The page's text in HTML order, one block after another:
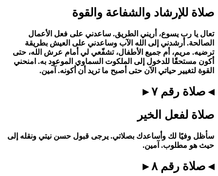
صلاة للإرشاد والشفاعة والقوة
تعال يا رب يسوع، أريني الطريق. ساعدني على فعل الأعمال
الصالحة. أرشدني إلى الله الآب وساعدني على العيش بطريقة
ترضيه. مريم، أم جميع الأطفال، تشفّعي لي أمام عرش الله، حتى
أكون مستحقًا للدخول إلى الملكوت السماوي الموعود به. امنحني
القوة لتغيير حياتي الآن حتى أصبح ما تريد أن أكونه. آمين.
◂ صلاة رقم ٧ ▸
صلاة لفعل الخير
سأظل وفيًا لك وأساعدك بصلاتي. يرجى قبول حسن نيتي ونقله إلى
حيث هو مطلوب. آمين.
◂ صلاة رقم ٨ ▸